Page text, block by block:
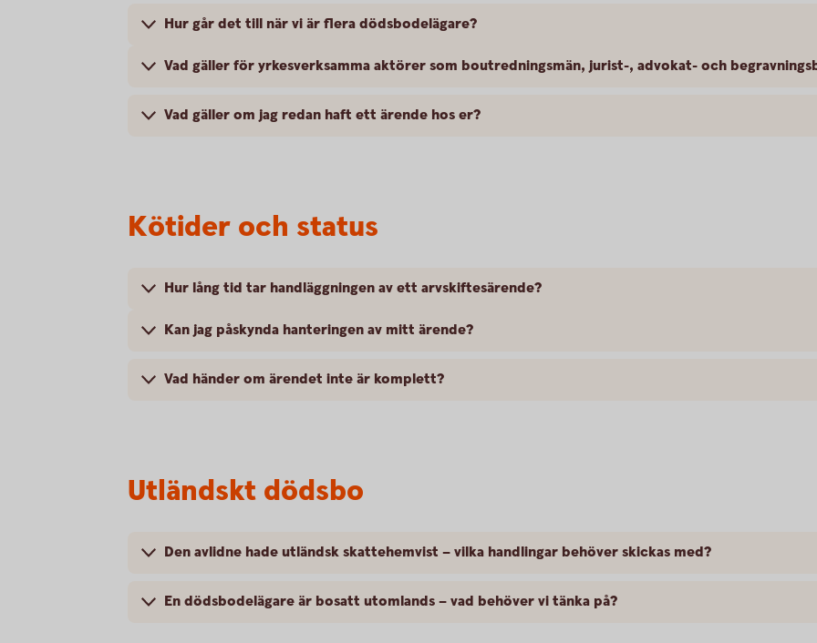
Hur går det till när vi är flera dödsbodelägare?
Vad gäller för yrkesverksamma aktörer som boutredningsmän, jurist-, advokat- och
Vad gäller om jag redan haft ett ärende hos er?
Kötider och status
Hur lång tid tar handläggningen av ett arvskiftesärende?
Kan jag påskynda hanteringen av mitt ärende?
Vad händer om ärendet inte är komplett?
Utländskt dödsbo
Den avlidne hade utländsk skattehemvist – vilka handlingar behöver skickas med?
En dödsbodelägare är bosatt utomlands – vad behöver vi tänka på?